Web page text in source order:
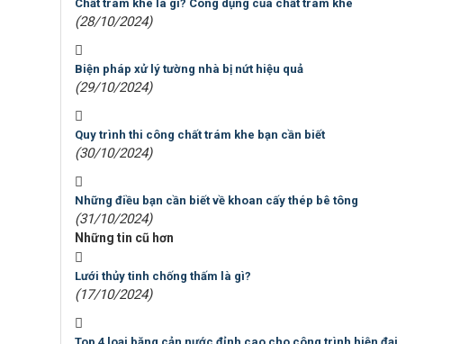
Chất trám khe là gì? Công dụng của chất trám khe
(28/10/2024)
Biện pháp xử lý tường nhà bị nứt hiệu quả
(29/10/2024)
Quy trình thi công chất trám khe bạn cần biết
(30/10/2024)
Những điều bạn cần biết về khoan cấy thép bê tông
(31/10/2024)
Những tin cũ hơn
Lưới thủy tinh chống thấm là gì?
(17/10/2024)